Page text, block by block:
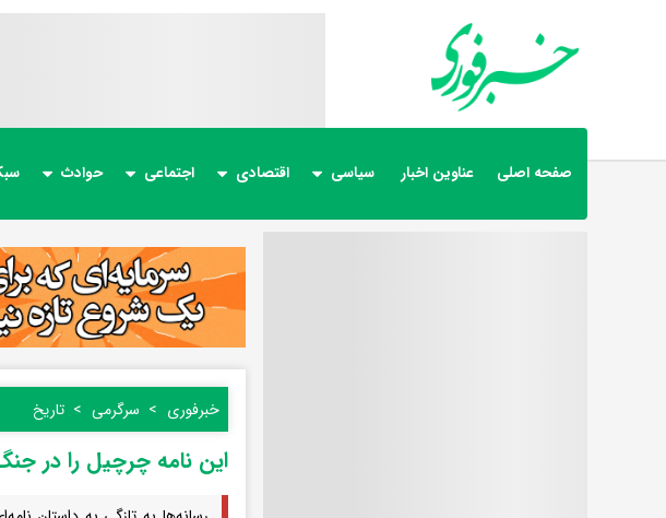
صفحه اصلی عناوین اخبار سیاسی اقتصادی اجتماعی حوادث
خبرفوری سرگرمی تاریخ
این نامه چرچیل را در